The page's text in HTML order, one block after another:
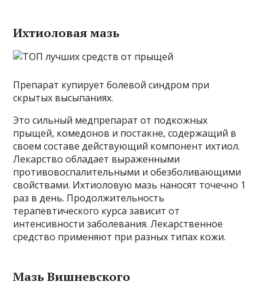
Ихтиоловая мазь
Препарат купирует болевой синдром при
скрытых высыпаниях.
Это сильный медпрепарат от подкожных
прыщей, комедонов и постакне, содержащий в
своем составе действующий компонент ихтиол.
Лекарство обладает выраженными
противовоспалительными и обезболивающими
свойствами. Ихтиоловую мазь наносят точечно 1
раз в день. Продолжительность
терапевтического курса зависит от
интенсивности заболевания. Лекарственное
средство применяют при разных типах кожи.
Мазь Вишневского